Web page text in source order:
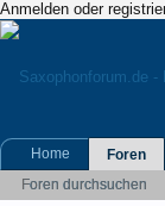
Anmelden oder
Home
Foren
Foren durchsuchen